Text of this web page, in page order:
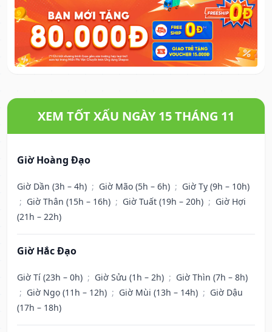
XEM TỐT XẤU NGÀY 15 THÁNG 11
Giờ Hoàng Đạo
Giờ Dần (3h – 4h) ; Giờ Mão (5h – 6h) ; Giờ Tỵ (9h – 10h)
; Giờ Thân (15h – 16h) ; Giờ Tuất (19h – 20h) ; Giờ Hợi
(21h – 22h)
Giờ Hắc Đạo
Giờ Tí (23h – 0h) ; Giờ Sửu (1h – 2h) ; Giờ Thìn (7h – 8h)
; Giờ Ngọ (11h – 12h) ; Giờ Mùi (13h – 14h) ; Giờ Dậu
(17h – 18h)